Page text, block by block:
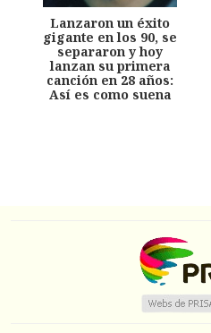
Lanzaron un éxito
gigante en los 90, se
separaron y hoy
lanzan su primera
canción en 28 años:
Así es como suena